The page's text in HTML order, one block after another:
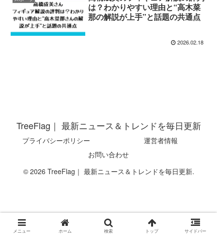
は？わかりやすい理由と“高木菜
那の解説が上手”と話題の共通点
2026.02.18
TreeFlag｜ 最新ニュース＆トレンドを毎日更新
プライバシーポリシー
運営者情報
お問い合わせ
© 2026 TreeFlag｜ 最新ニュース＆トレンドを毎日更新.
メニュー ホーム 検索 トップ サイドバー